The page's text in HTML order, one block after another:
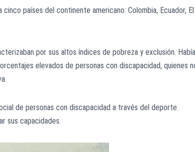
países del continente americano: Colombia, Ecuador, El
por sus altos índices de pobreza y exclusión.
elevados de personas con discapacidad, quienes
de personas con discapacidad a través del deporte.
sus capacidades.